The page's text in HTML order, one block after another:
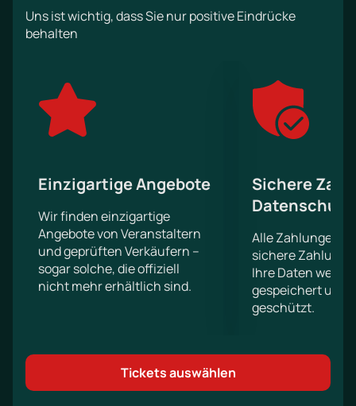
betrachten.
Uns ist wichtig, dass Sie nur positive Eindrücke
behalten
Einzigartige Angebote
Wir finden einzigartige
Angebote von Veranstaltern
und geprüften Verkäufern –
sogar solche, die offiziell
nicht mehr erhältlich sind.
Sichere
Datenschutz
Alle Zahlungen
sichere
Ihre Daten
gespeichert und
geschützt.
Tickets auswählen